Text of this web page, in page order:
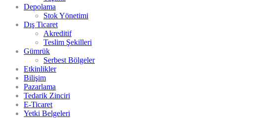
Depolama
Stok Yönetimi
Dış Ticaret
Akreditif
Teslim Şekilleri
Gümrük
Serbest Bölgeler
Etkinlikler
Bilişim
Pazarlama
Tedarik Zinciri
E-Ticaret
Yetki Belgeleri